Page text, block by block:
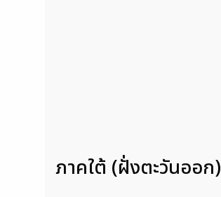
ภาคใต้ (ฝั่งตะวันออก)